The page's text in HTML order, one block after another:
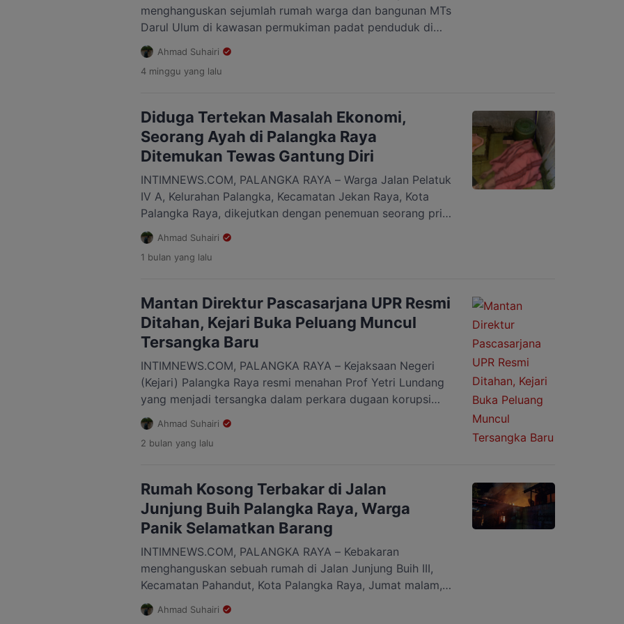
menghanguskan sejumlah rumah warga dan bangunan MTs
Darul Ulum di kawasan permukiman padat penduduk di
Gang Sari 45, Jalan Murjani, Kota Palangka Raya, Minggu,
12 Juli 2026. Peristiwa itu dilaporkan terjadi sekitar pukul
13.30 WIB. Warga yang berada di sekitar lokasi mengaku
Ahmad Suhairi
4 minggu yang lalu
Diduga Tertekan Masalah Ekonomi,
Seorang Ayah di Palangka Raya
Ditemukan Tewas Gantung Diri
INTIMNEWS.COM, PALANGKA RAYA – Warga Jalan Pelatuk
IV A, Kelurahan Palangka, Kecamatan Jekan Raya, Kota
Palangka Raya, dikejutkan dengan penemuan seorang pria
yang meninggal dunia di kamar mandi barak, Kamis, 25
Juni 2026. Korban diketahui berinisial SY (36). Ia
ditemukan dalam kondisi tergantung di dalam kamar
berinisial […]
Ahmad Suhairi
1 bulan yang lalu
Mantan Direktur Pascasarjana UPR Resmi
Ditahan, Kejari Buka Peluang Muncul
Tersangka Baru
INTIMNEWS.COM, PALANGKA RAYA – Kejaksaan Negeri
(Kejari) Palangka Raya resmi menahan Prof Yetri Lundang
yang menjadi tersangka dalam perkara dugaan korupsi
pengelolaan anggaran Program Pascasarjana Universitas
Palangka Raya (UPR) tahun anggaran 2019-2022.
Penahanan dilakukan usai proses Tahap II atau pelimpahan
penuntut umum, Senin, 15 Juni 2026. Kepala […]
Ahmad Suhairi
2 bulan yang lalu
Rumah Kosong Terbakar di Jalan
Junjung Buih Palangka Raya, Warga
Panik Selamatkan Barang
INTIMNEWS.COM, PALANGKA RAYA – Kebakaran
menghanguskan sebuah rumah di Jalan Junjung Buih III,
Kecamatan Pahandut, Kota Palangka Raya, Jumat malam,
12 Juni 2026. Peristiwa tersebut dilaporkan sekitar pukul
21.15 WIB. Api terlihat membesar dengan cepat disertai
Ahmad Suhairi